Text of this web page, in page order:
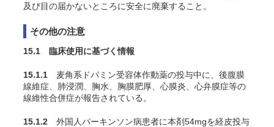
及び目の届かないところに安全に廃棄すること。
その他の注意
15.1 臨床使用に基づく情報
15.1.1 麦角系ドパミン受容体作動薬の投与中に、後腹膜
線維症、肺浸潤、胸水、胸膜肥厚、心膜炎、心弁膜症等の
線維性合併症が報告されている。
15.1.2 外国人パーキンソン病患者に本剤54mgを経皮投与